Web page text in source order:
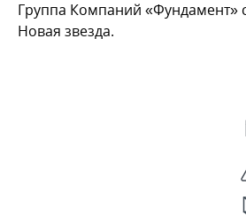
Группа Компаний «Фундамент»
Новая звезда.